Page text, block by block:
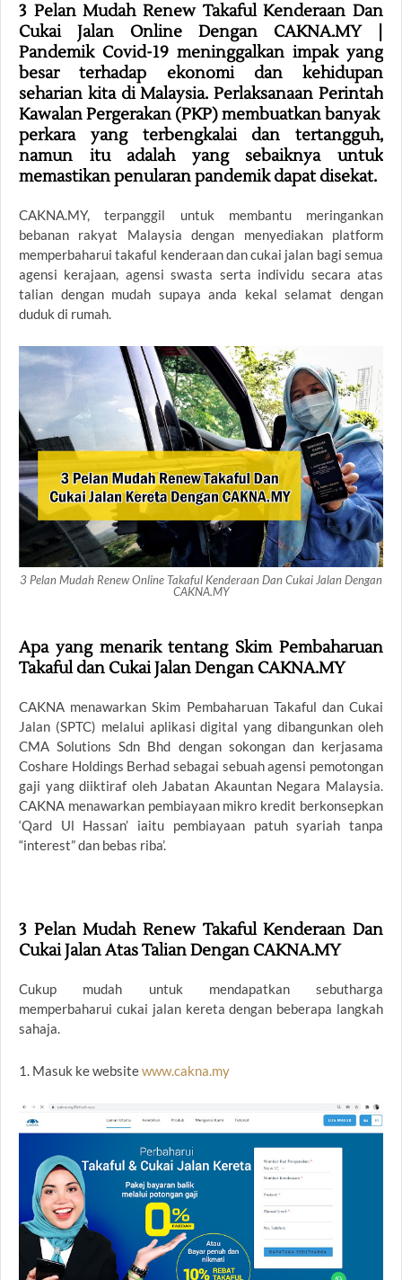
3 Pelan Mudah Renew Takaful Kenderaan Dan
Cukai Jalan Online Dengan CAKNA.MY |
Pandemik Covid-19 meninggalkan impak yang
besar terhadap ekonomi dan kehidupan
seharian kita di Malaysia. Perlaksanaan Perintah
Kawalan Pergerakan (PKP) membuatkan banyak
perkara yang terbengkalai dan tertangguh,
namun itu adalah yang sebaiknya untuk
memastikan penularan pandemik dapat disekat.
CAKNA.MY, terpanggil untuk membantu meringankan
bebanan rakyat Malaysia dengan menyediakan platform
memperbaharui takaful kenderaan dan cukai jalan bagi semua
agensi kerajaan, agensi swasta serta individu secara atas
talian dengan mudah supaya anda kekal selamat dengan
duduk di rumah.
3 Pelan Mudah Renew Online Takaful Kenderaan Dan Cukai Jalan Dengan
CAKNA.MY
Apa yang menarik tentang Skim Pembaharuan
Takaful dan Cukai Jalan Dengan CAKNA.MY
CAKNA menawarkan Skim Pembaharuan Takaful dan Cukai
Jalan (SPTC) melalui aplikasi digital yang dibangunkan oleh
CMA Solutions Sdn Bhd dengan sokongan dan kerjasama
Coshare Holdings Berhad sebagai sebuah agensi pemotongan
gaji yang diiktiraf oleh Jabatan Akauntan Negara Malaysia.
CAKNA menawarkan pembiayaan mikro kredit berkonsepkan
‘Qard Ul Hassan’ iaitu pembiayaan patuh syariah tanpa
“interest” dan bebas riba’.
3 Pelan Mudah Renew Takaful Kenderaan Dan
Cukai Jalan Atas Talian Dengan CAKNA.MY
Cukup mudah untuk mendapatkan sebutharga
memperbaharui cukai jalan kereta dengan beberapa langkah
sahaja.
1. Masuk ke websitewww.cakna.my